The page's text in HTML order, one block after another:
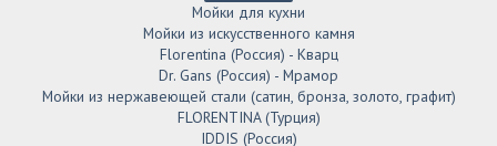
Мойки для кухни
Мойки из искусственного камня
Florentina (Россия) - Кварц
Dr. Gans (Россия) - Мрамор
Мойки из нержавеющей стали (сатин, бронза, золото, графит)
FLORENTINA (Турция)
IDDIS (Россия)